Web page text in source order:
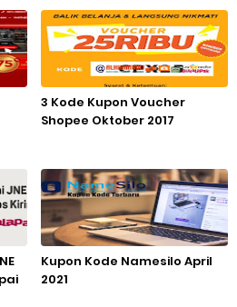
3 Kode Kupon Voucher
Shopee Oktober 2017
Kupon Kode Namesilo April
2021